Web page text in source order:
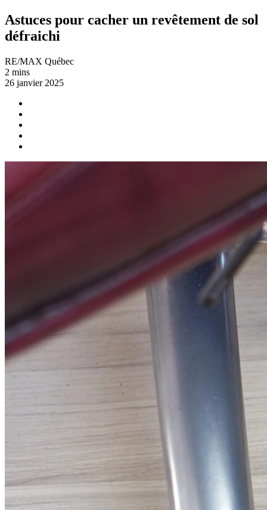
Astuces pour cacher un revêtement de sol
défraichi
RE/MAX Québec
2 mins
26 janvier 2025